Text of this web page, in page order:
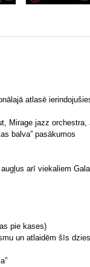
atlasē
Mirage jazz
balva” pasākumos
arī viekaliem
pie kases)
un atlaidēm šīs